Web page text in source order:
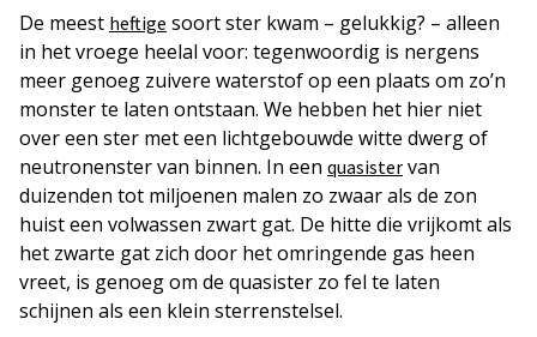
De meest heftige soort ster kwam – gelukkig? – alleen
in het vroege heelal voor: tegenwoordig is nergens
meer genoeg zuivere waterstof op een plaats om zo’n
monster te laten ontstaan. We hebben het hier niet
over een ster met een lichtgebouwde witte dwerg of
neutronenster van binnen. In een quasister van
duizenden tot miljoenen malen zo zwaar als de zon
huist een volwassen zwart gat. De hitte die vrijkomt als
het zwarte gat zich door het omringende gas heen
vreet, is genoeg om de quasister zo fel te laten
schijnen als een klein sterrenstelsel.